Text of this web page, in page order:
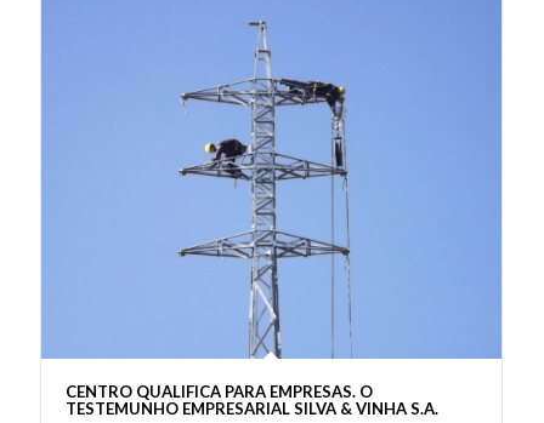
CENTRO QUALIFICA PARA EMPRESAS. O
TESTEMUNHO EMPRESARIAL SILVA & VINHA S.A.